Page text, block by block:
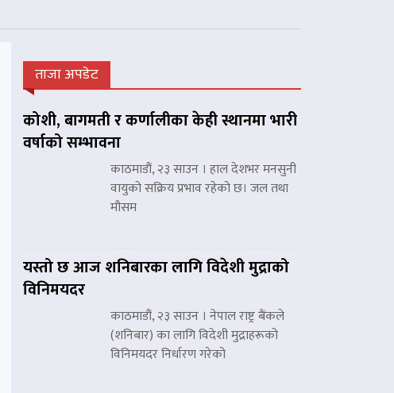
ताजा अपडेट
कोशी, बागमती र कर्णालीका केही स्थानमा भारी
वर्षाको सम्भावना
काठमाडौं, २३ साउन । हाल देशभर मनसुनी
वायुको सक्रिय प्रभाव रहेको छ। जल तथा
मौसम
यस्तो छ आज शनिबारका लागि विदेशी मुद्राको
विनिमयदर
काठमाडौं, २३ साउन । नेपाल राष्ट्र बैंकले
(शनिबार) का लागि विदेशी मुद्राहरूको
विनिमयदर निर्धारण गरेको